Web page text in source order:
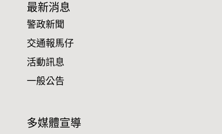
最新消息
警政新聞
交通報馬仔
活動訊息
一般公告
多媒體宣導